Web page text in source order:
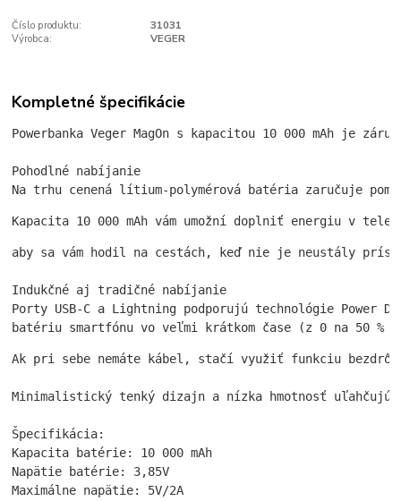
Číslo produktu:
31031
Výrobca:
VEGER
Kompletné špecifikácie
Powerbanka Veger MagOn s kapacitou 10 000 mAh je
Pohodlné nabíjanie
Na trhu cenená lítium-polymérová batéria zaručuje
Kapacita 10 000 mAh vám umožní doplniť energiu v
aby sa vám hodil na cestách, keď nie je neustály
Indukčné aj tradičné nabíjanie
Porty USB-C a Lightning podporujú technológie Power
batériu smartfónu vo veľmi krátkom čase (z 0 na 50
Ak pri sebe nemáte kábel, stačí využiť funkciu
Minimalistický tenký dizajn a nízka hmotnosť uľahčujú
Špecifikácia:
Kapacita batérie: 10 000 mAh
Napätie batérie: 3,85V
Maximálne napätie: 5V/2A